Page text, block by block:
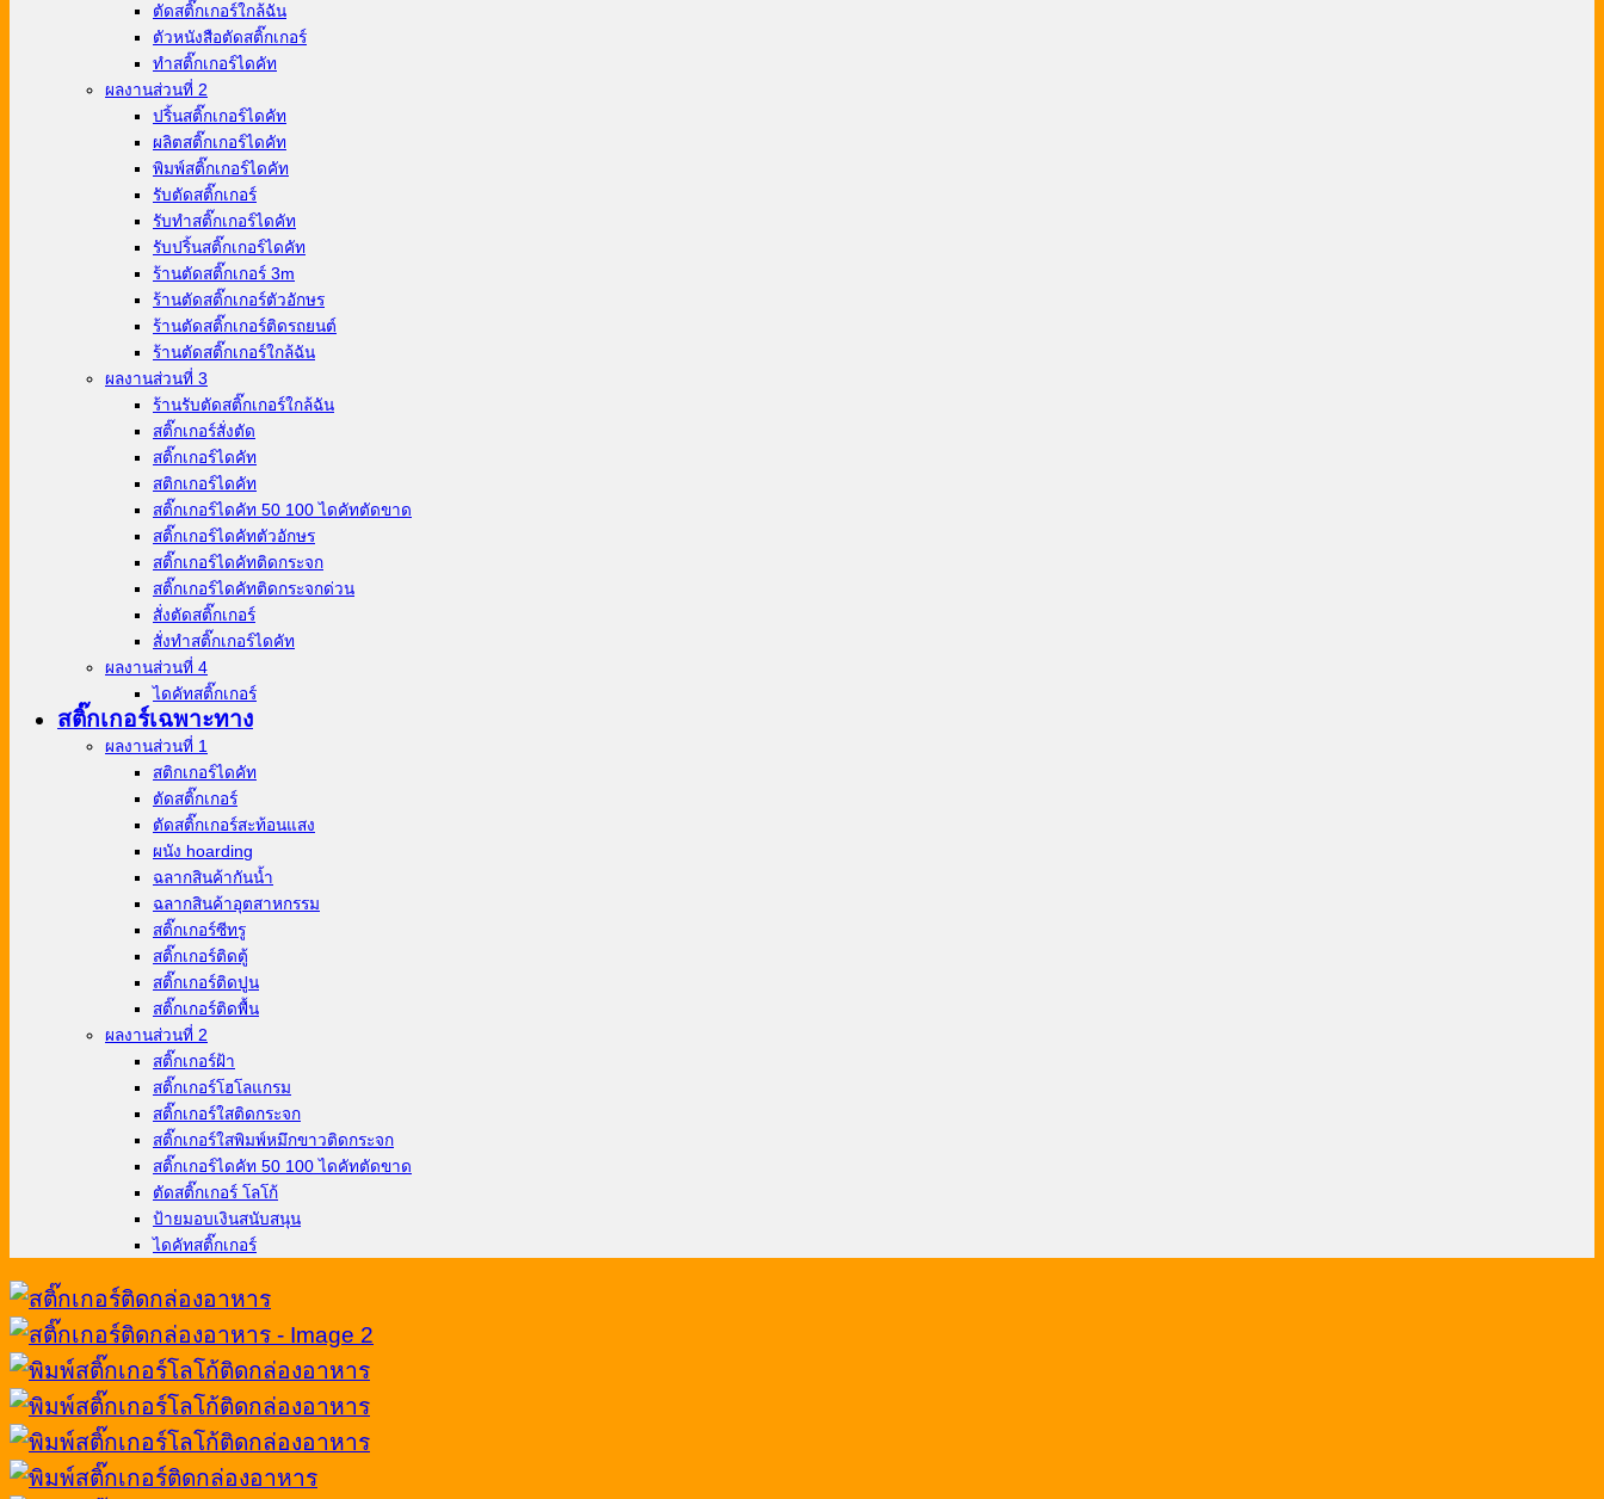
ตัดสติ๊กเกอร์ใกล้ฉัน
ตัวหนังสือตัดสติ๊กเกอร์
ทําสติ๊กเกอร์ไดคัท
ผลงานส่วนที่ 2
ปริ้นสติ๊กเกอร์ไดคัท
ผลิตสติ๊กเกอร์ไดคัท
พิมพ์สติ๊กเกอร์ไดคัท
รับตัดสติ๊กเกอร์
รับทําสติ๊กเกอร์ไดคัท
รับปริ้นสติ๊กเกอร์ไดคัท
ร้านตัดสติ๊กเกอร์ 3m
ร้านตัดสติ๊กเกอร์ตัวอักษร
ร้านตัดสติ๊กเกอร์ติดรถยนต์
ร้านตัดสติ๊กเกอร์ใกล้ฉัน
ผลงานส่วนที่ 3
ร้านรับตัดสติ๊กเกอร์ใกล้ฉัน
สติ๊กเกอร์สั่งตัด
สติ๊กเกอร์ไดคัท
สติกเกอร์ไดคัท
สติ๊กเกอร์ไดคัท 50 100 ไดคัทตัดขาด
สติ๊กเกอร์ไดคัทตัวอักษร
สติ๊กเกอร์ไดคัทติดกระจก
สติ๊กเกอร์ไดคัทติดกระจกด่วน
สั่งตัดสติ๊กเกอร์
สั่งทําสติ๊กเกอร์ไดคัท
ผลงานส่วนที่ 4
ไดคัทสติ๊กเกอร์
สติ๊กเกอร์เฉพาะทาง
ผลงานส่วนที่ 1
สติกเกอร์ไดคัท
ตัดสติ๊กเกอร์
ตัดสติ๊กเกอร์สะท้อนแสง
ผนัง hoarding
ฉลากสินค้ากันน้ำ
ฉลากสินค้าอุตสาหกรรม
สติ๊กเกอร์ซีทรู
สติ๊กเกอร์ติดตู้
สติ๊กเกอร์ติดปูน
สติ๊กเกอร์ติดพื้น
ผลงานส่วนที่ 2
สติ๊กเกอร์ฝ้า
สติ๊กเกอร์โฮโลแกรม
สติ๊กเกอร์ใสติดกระจก
สติ๊กเกอร์ใสพิมพ์หมึกขาวติดกระจก
สติ๊กเกอร์ไดคัท 50 100 ไดคัทตัดขาด
ตัดสติ๊กเกอร์ โลโก้
ป้ายมอบเงินสนับสนุน
ไดคัทสติ๊กเกอร์